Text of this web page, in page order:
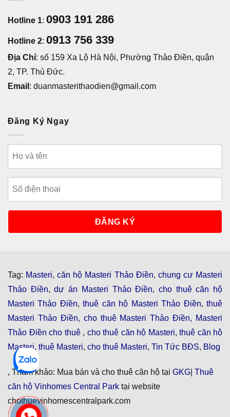
Hotline 1: 0903 191 286
Hotline 2: 0913 756 339
Địa Chỉ: số 159 Xa Lộ Hà Nội, Phường Thảo Điền, quận
2, TP. Thủ Đức.
Email : duanmasterithaodien@gmail.com
Đăng Ký Ngay
Tag: Masteri,căn hộ Masteri Thảo Điền, chung cư Masteri
Thảo Điền,dự án Masteri Thảo Điền, cho thuê căn hộ
Masteri Thảo Điền,thuê căn hộ Masteri Thảo Điền,thuê
Masteri Thảo Điền, cho thuê Masteri Thảo Điền, Masteri
Thảo Điền cho thuê , cho thuê căn hộ Masteri, thuê căn hộ
Masteri, thuê Masteri, cho thuê Masteri, Tin Tức BĐS, Blog
, Tham khảo: Mua bán và cho thuê căn hộ tại GKG Thuê
căn hộ Vinhomes Central Park tại website
chothuevinhomescentralpark.com